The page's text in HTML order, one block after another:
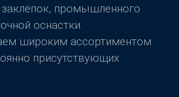
промышленного
оснастки.
широким ассортиментом
присутствующих